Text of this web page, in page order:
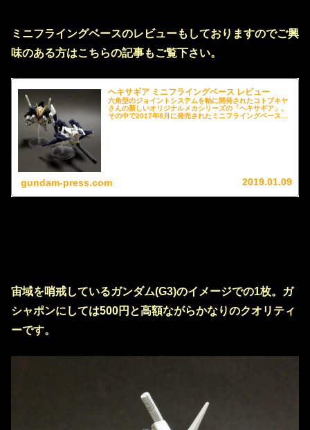
ミニフライングベースのレビューもしておりますのでご興
味のある方はこちらの記事もご覧下さい。
ヘキサギア ミニフライングベース レビュー
六角型のジョイントシステムを軸に開発されたコトブキヤ
さんの新しいオリジナルメカシリーズの「ヘキサギア」。
その中で2017年8月に発売されたミニフライングベースは
gundam-press.com 2019.01.09
宙域を哨戒しているガンダム(G3)のイメージでの1枚。ガ
シャポンにしては500円と高額ながらかなりのクオリティ
ーです。